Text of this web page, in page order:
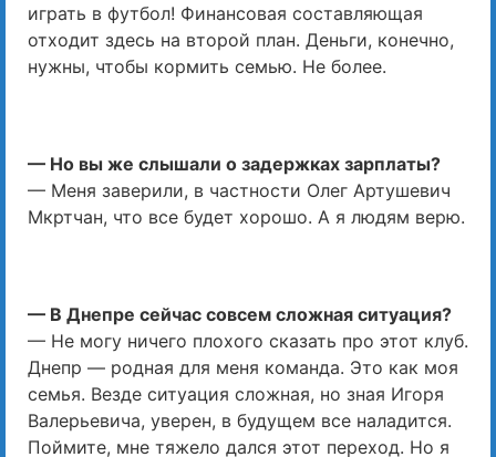
играть в футбол! Финансовая составляющая
отходит здесь на второй план. Деньги, конечно,
нужны, чтобы кормить семью. Не более.
— Но вы же слышали о задержках зарплаты?
— Меня заверили, в частности Олег Артушевич
Мкртчан, что все будет хорошо. А я людям верю.
— В Днепре сейчас совсем сложная ситуация?
— Не могу ничего плохого сказать про этот клуб.
Днепр — родная для меня команда. Это как моя
семья. Везде ситуация сложная, но зная Игоря
Валерьевича, уверен, в будущем все наладится.
Поймите, мне тяжело дался этот переход. Но я